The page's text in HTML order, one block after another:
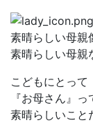
素晴らしい母親
素晴らしい母親
こどもにとって
『お母さん』
素晴らしいこと